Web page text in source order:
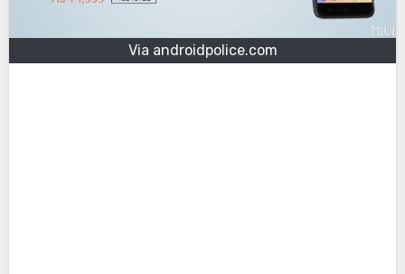
Via androidpolice.com